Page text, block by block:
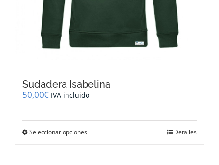
Sudadera Isabelina
50,00€ IVA incluido
Seleccionar opciones Detalles